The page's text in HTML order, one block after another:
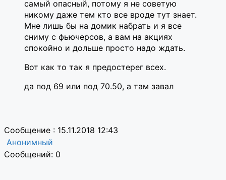
самый опасный, потому я не советую
никому даже тем кто все вроде тут знает.
Мне лишь бы на домик набрать и я все
сниму с фьючерсов, а вам на акциях
спокойно и дольше просто надо ждать.
Вот как то так я предостерег всех.
да под 69 или под 70.50, а там завал
Сообщение : 15.11.2018 12:43
Анонимный
Сообщений: 0